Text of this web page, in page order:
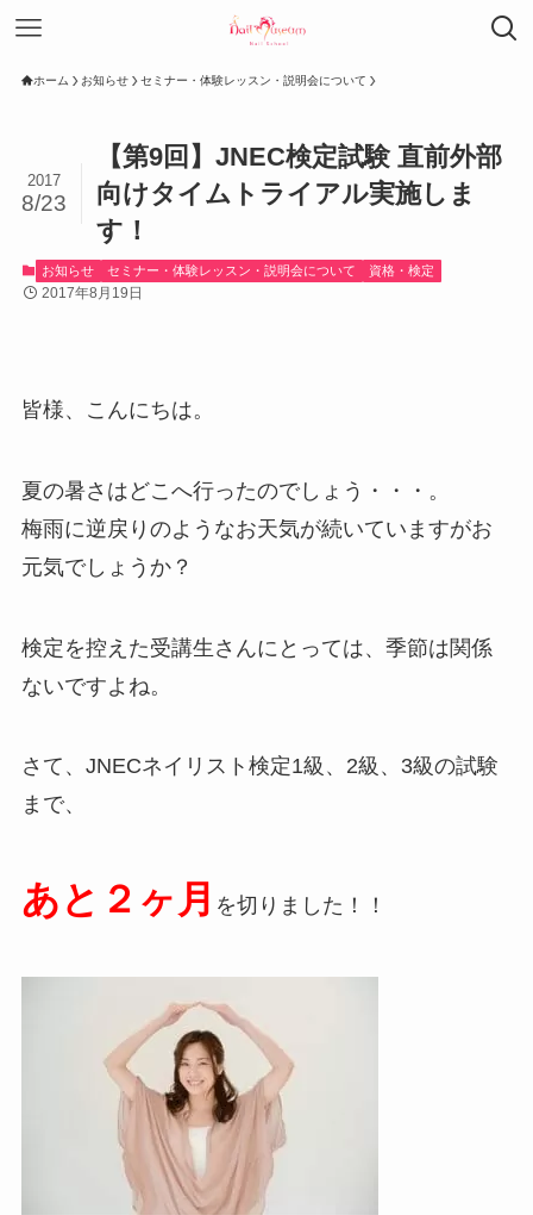
ホーム お知らせ セミナー・体験レッスン・説明会について
【第9回】JNEC検定試験 直前外部
向けタイムトライアル実施しま
す！
2017
8/23
お知らせ セミナー・体験レッスン・説明会について 資格・検定
2017年8月19日
皆様、こんにちは。
夏の暑さはどこへ行ったのでしょう・・・。
梅雨に逆戻りのようなお天気が続いていますがお
元気でしょうか？
検定を控えた受講生さんにとっては、季節は関係
ないですよね。
さて、JNECネイリスト検定1級、2級、3級の試験
まで、
あと２ヶ月 を切りました！！